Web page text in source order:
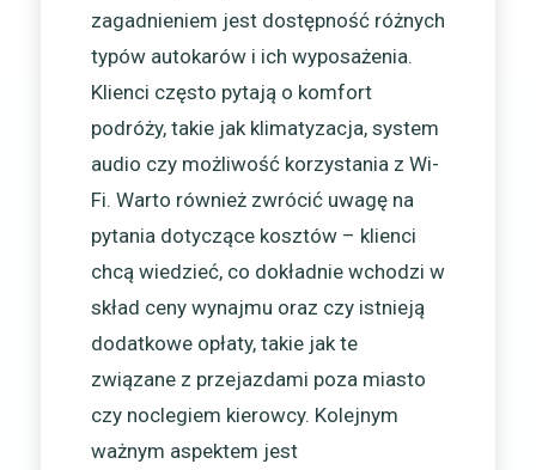
zagadnieniem jest dostępność różnych
typów autokarów i ich wyposażenia.
Klienci często pytają o komfort
podróży, takie jak klimatyzacja, system
audio czy możliwość korzystania z Wi-
Fi. Warto również zwrócić uwagę na
pytania dotyczące kosztów – klienci
chcą wiedzieć, co dokładnie wchodzi w
skład ceny wynajmu oraz czy istnieją
dodatkowe opłaty, takie jak te
związane z przejazdami poza miasto
czy noclegiem kierowcy. Kolejnym
ważnym aspektem jest